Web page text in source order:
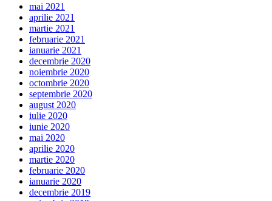
mai 2021
aprilie 2021
martie 2021
februarie 2021
ianuarie 2021
decembrie 2020
noiembrie 2020
octombrie 2020
septembrie 2020
august 2020
iulie 2020
iunie 2020
mai 2020
aprilie 2020
martie 2020
februarie 2020
ianuarie 2020
decembrie 2019